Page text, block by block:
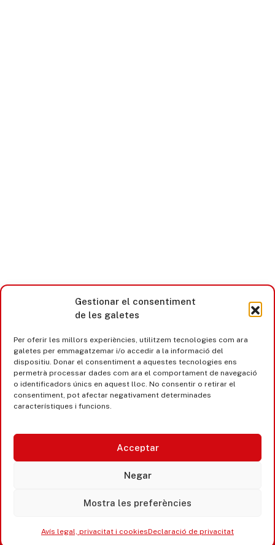
Gestionar el consentiment
de les galetes
Per oferir les millors experiències, utilitzem tecnologies com ara
galetes per emmagatzemar i/o accedir a la informació del
dispositiu. Donar el consentiment a aquestes tecnologies ens
permetrà processar dades com ara el comportament de navegació
o identificadors únics en aquest lloc. No consentir o retirar el
consentiment, pot afectar negativament determinades
característiques i funcions.
Acceptar
Negar
Mostra les preferències
Avís legal, privacitat i cookiesDeclaració de privacitat
Castell d’Aro · Platja d’Aro · S’Agaró
365 www.platjadaro